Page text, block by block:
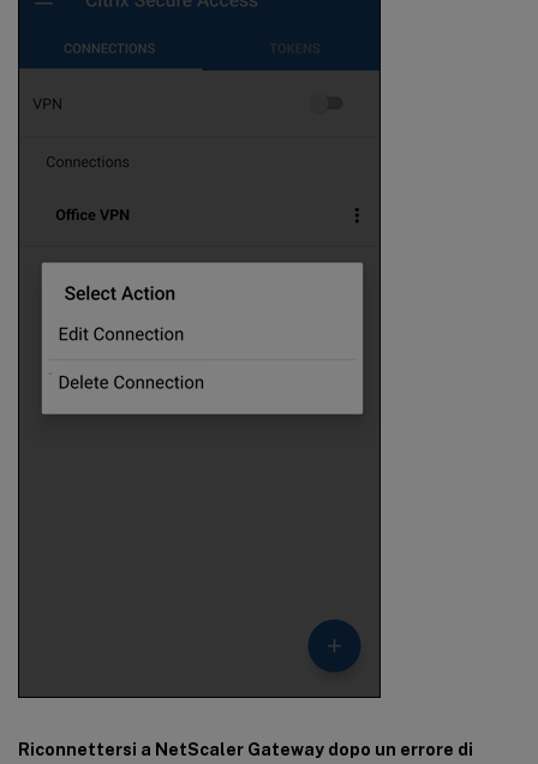
Riconnettersi a NetScaler Gateway dopo un errore di